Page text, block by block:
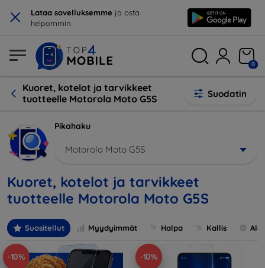
× Lataa sovelluksemme ja osta
helpommin.
0
Kuoret, kotelot ja tarvikkeet
tuotteelle Motorola Moto G5S
Suodatin
Pikahaku
Motorola Moto G5S
Kuoret, kotelot ja tarvikkeet
tuotteelle Motorola Moto G5S
Suositellut Myydyimmät Halpa Kallis
-10% -10%